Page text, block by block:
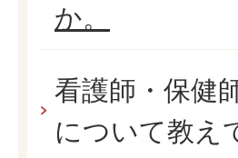
か。
看護師・保健
について教え